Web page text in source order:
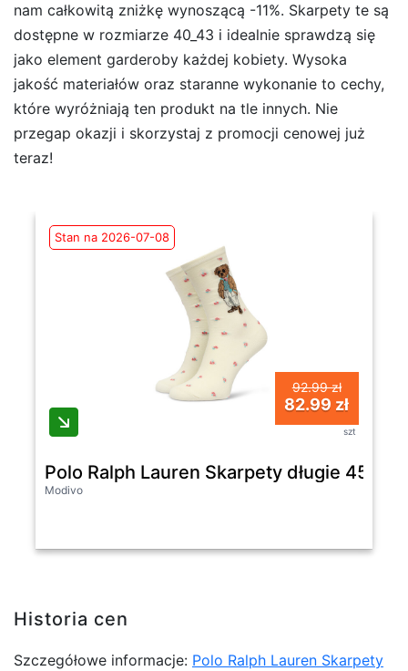
nam całkowitą zniżkę wynoszącą -11%. Skarpety te są
dostępne w rozmiarze 40_43 i idealnie sprawdzą się
jako element garderoby każdej kobiety. Wysoka
jakość materiałów oraz staranne wykonanie to cechy,
które wyróżniają ten produkt na tle innych. Nie
przegap okazji i skorzystaj z promocji cenowej już
teraz!
Stan na 2026-07-08
92.99 zł
82.99 zł
szt
Polo Ralph Lauren Skarpety długie
Modivo
Historia cen
Szczegółowe informacje: Polo Ralph Lauren Skarpety